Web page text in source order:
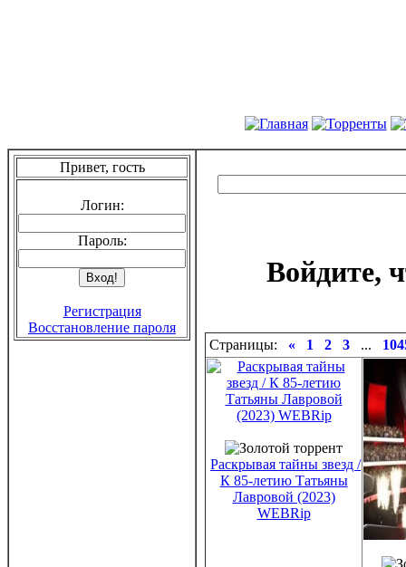
Привет, гость
Логин:
Пароль:
Регистрация
Восстановление пароля
Войдите,
Страницы: « 1 2 3 ...
Раскрывая тайны звезд /
К 85-летию Татьяны
Лавровой (2023)
WEBRip